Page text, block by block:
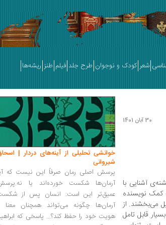
شعر کودک و نوجوان طرح جلد فیلم طنز ریشه‌ها
30 آبان 1401
آشنایی با
کمک نویسنده‌
می‌بخشند. از
قابل تامل
خوانشی تحلیلی از آینه‌های دردار |
شیروانی
پرسش اصلی رمان صرفاً این نیست که
آرمان‌ها شکست خورده‌اند یا
عمیق‌تر این است: انسان پس از
آرمان‌ها چگونه می‌تواند همچنان معنا
هویت خود را حفظ کند؟... پاسخی که